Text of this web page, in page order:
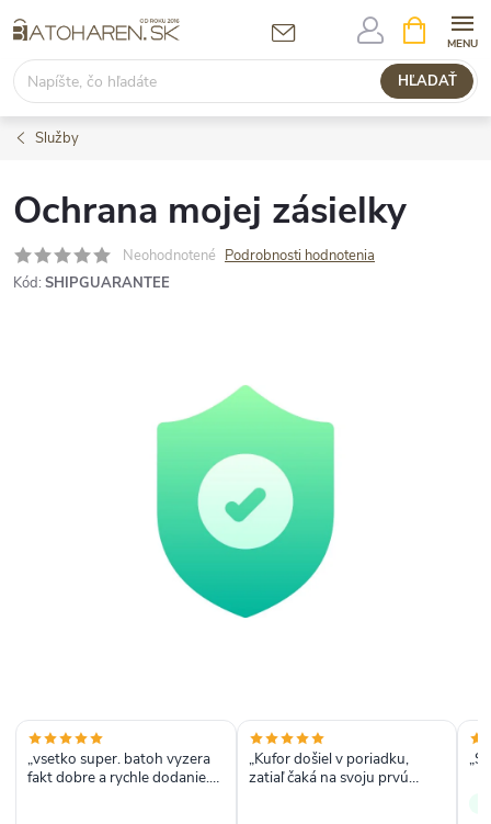
na
obsah
HĽADAŤ
KOŠÍK
Služby
Ochrana mojej zásielky
Neohodnotené Podrobnosti hodnotenia
Kód: SHIPGUARANTEE
„vsetko super. batoh vyzera
fakt dobre a rychle dodanie.
„Kufor došiel v poriadku,
zatiaľ čaká na svoju prvú